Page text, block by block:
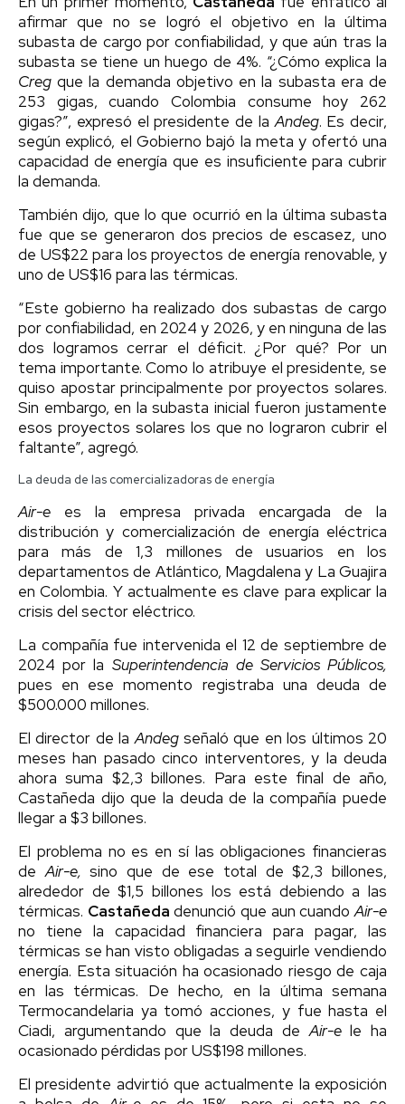
afirmar que no se logró el objetivo en la última
subasta de cargo por confiabilidad, y que aún tras la
subasta se tiene un huego de 4%. “¿Cómo explica la
Creg que la demanda objetivo en la subasta era de
253 gigas, cuando Colombia consume hoy 262
gigas?”, expresó el presidente de la Andeg. Es decir,
según explicó, el Gobierno bajó la meta y ofertó una
capacidad de energía que es insuficiente para cubrir
la demanda.
También dijo, que lo que ocurrió en la última subasta
fue que se generaron dos precios de escasez, uno
de US$22 para los proyectos de energía renovable, y
uno de US$16 para las térmicas.
“Este gobierno ha realizado dos subastas de cargo
por confiabilidad, en 2024 y 2026, y en ninguna de las
dos logramos cerrar el déficit. ¿Por qué? Por un
tema importante. Como lo atribuye el presidente, se
quiso apostar principalmente por proyectos solares.
Sin embargo, en la subasta inicial fueron justamente
esos proyectos solares los que no lograron cubrir el
faltante”, agregó.
La deuda de las comercializadoras de energía
Air-e es la empresa privada encargada de la
distribución y comercialización de energía eléctrica
para más de 1,3 millones de usuarios en los
departamentos de Atlántico, Magdalena y La Guajira
en Colombia. Y actualmente es clave para explicar la
crisis del sector eléctrico.
La compañía fue intervenida el 12 de septiembre de
2024 por la Superintendencia de Servicios Públicos,
pues en ese momento registraba una deuda de
$500.000 millones.
El director de laAndegseñaló que en los últimos 20
meses han pasado cinco interventores, y la deuda
ahora suma $2,3 billones. Para este final de año,
Castañeda dijo que la deuda de la compañía puede
llegar a $3 billones.
El problema no es en sí las obligaciones financieras
deAir-e, sino que de ese total de $2,3 billones,
alrededor de $1,5 billones los está debiendo a las
térmicas. Castañeda denunció que aun cuandoAir-e
no tiene la capacidad financiera para pagar, las
térmicas se han visto obligadas a seguirle vendiendo
energía. Esta situación ha ocasionado riesgo de caja
en las térmicas. De hecho, en la última semana
Termocandelaria ya tomó acciones, y fue hasta el
Ciadi, argumentando que la deuda deAir-ele ha
ocasionado pérdidas por US$198 millones.
El presidente advirtió que actualmente la exposición